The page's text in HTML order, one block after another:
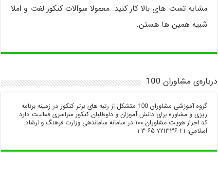
مشابه تست های بالا کار کنید. معمولا سوالات کنکور لغت و املا
شبیه همین ها هستن.
درباره‌ی مشاوران 100
گروه آموزشی مشاوران 100 متشکل از رتبه های برتر کنکور در زمینه برنامه
ریزی و مشاوره برای دانش آموزان و داوطلبان کنکور سراسری فعالیت دارد.
کد احراز هویت مشاوران ۱۰۰ در سامانه ساماندهی وزارت فرهنگ و ارشاد
اسلامی: ۱-۱-۷۲۱۳۳۶-۶۵-۳-۱